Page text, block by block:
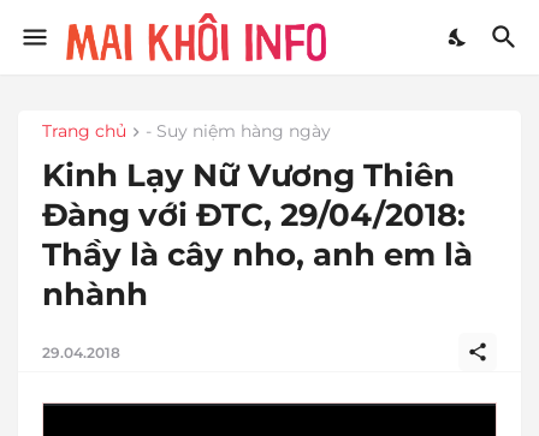
Trang chủ - Suy niệm hàng ngày
Kinh Lạy Nữ Vương Thiên
Đàng với ĐTC, 29/04/2018:
Thầy là cây nho, anh em là
nhành
29.04.2018